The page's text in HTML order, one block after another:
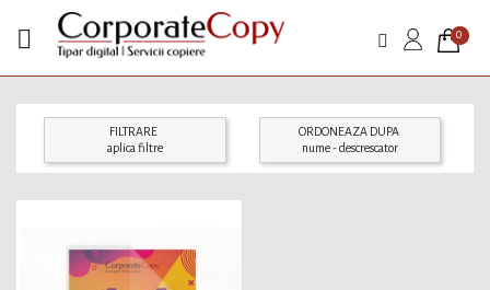
 0
FILTRARE
aplica filtre
ORDONEAZA DUPA
nume - descrescator